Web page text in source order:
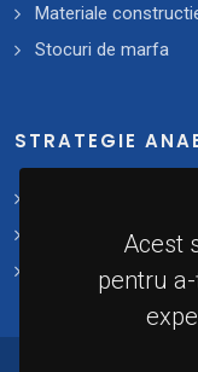
Acest
pentru
Materiale
Stocuri de marfa
STRATEGIE
Plan 2021 - 2025
Implementare